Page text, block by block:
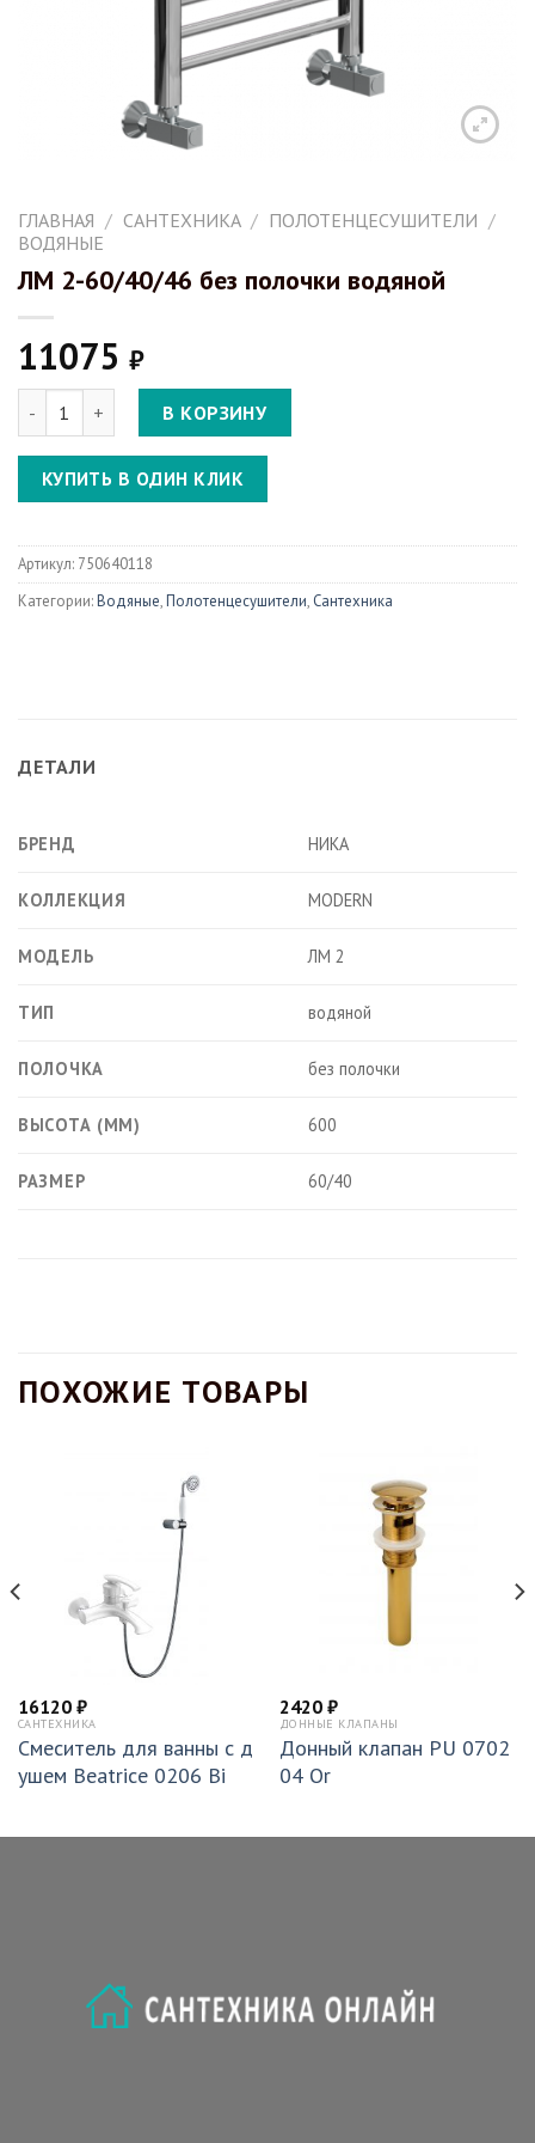
ГЛАВНАЯ / САНТЕХНИКА / ПОЛОТЕНЦЕСУШИТЕЛИ /
ВОДЯНЫЕ
ЛМ 2-60/40/46 без полочки водяной
11075 ₽
Количество ЛМ 2-60/40/46 без полочки водяной
В КОРЗИНУ
КУПИТЬ В ОДИН КЛИК
Артикул: 750640118
Категории:Водяные,Полотенцесушители, Сантехника
ДЕТАЛИ
БРЕНД НИКА
КОЛЛЕКЦИЯ MODERN
МОДЕЛЬ ЛМ 2
ТИП водяной
ПОЛОЧКА без полочки
ВЫСОТА (ММ) 600
РАЗМЕР 60/40
ПОХОЖИЕ ТОВАРЫ
16120 ₽
САНТЕХНИКА
Смеситель для ванны с д
ушем Beatrice 0206 Bi
2420 ₽
ДОННЫЕ КЛАПАНЫ
Донный клапан PU 0702
04 Or